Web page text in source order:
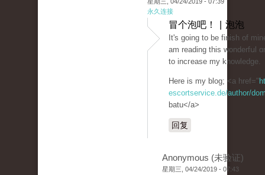
永久连接
冒个泡吧！ | 泡泡
It's going to be finish of
am reading thiѕ wonderfսl
to incгеase my knowledge.
Here is my blog; <a href="
escortservice.de/author/
batu</a>
回复
Anonymous (未验证)
星期三, 04/24/2019 - 07:43